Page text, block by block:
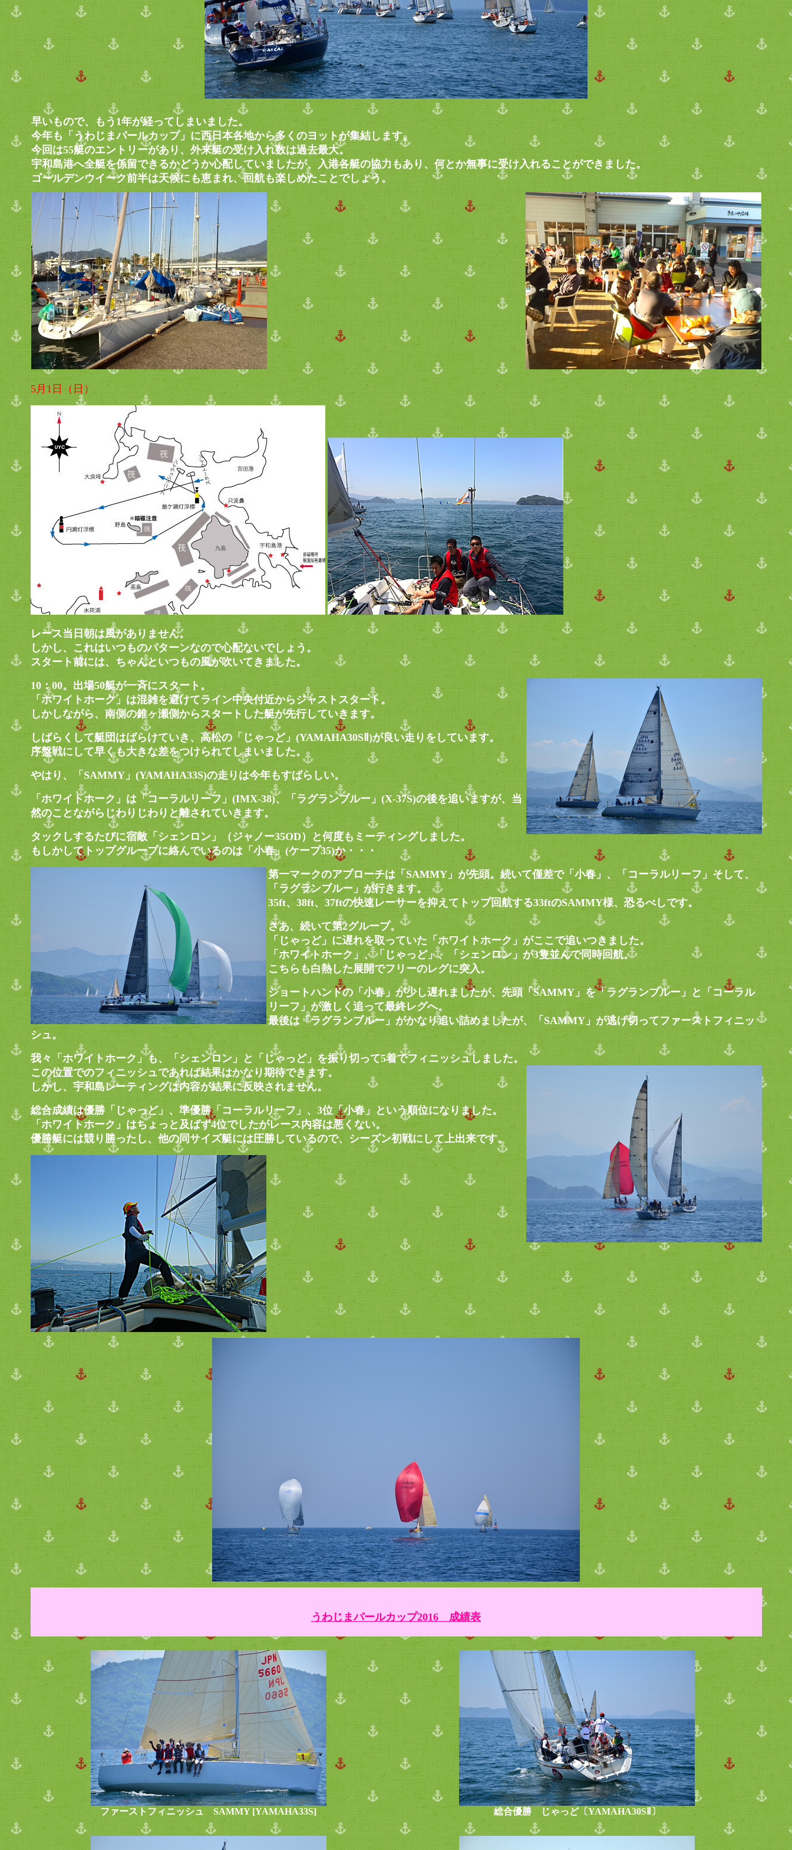
早いもので、もう1年が経ってしまいました。
今年も「うわじまパールカップ」に西日本各地から多くのヨットが集結します。
今回は55艇のエントリーがあり、外来艇の受け入れ数は過去最大。
宇和島港へ全艇を係留できるかどうか心配していましたが、入港各艇の協力もあり、何とか無事に受け入れることができました。
ゴールデンウイーク前半は天候にも恵まれ、回航も楽しめたことでしょう。
5月1日（日）
レース当日朝は風がありません。
しかし、これはいつものパターンなので心配ないでしょう。
スタート前には、ちゃんといつもの風が吹いてきました。
10：00。出場50艇が一斉にスタート。
「ホワイトホーク」は混雑を避けてライン中央付近からジャストスタート。
しかしながら、南側の錐ヶ瀬側からスタートした艇が先行していきます。
しばらくして艇団はばらけていき、高松の「じゃっど」(YAMAHA30SⅡ)が良い走りをしています。
序盤戦にして早くも大きな差をつけられてしまいました。
やはり、「SAMMY」(YAMAHA33S)の走りは今年もすばらしい。
「ホワイトホーク」は「コーラルリーフ」(IMX-38)、「ラグランブルー」(X-37S)の後を追いますが、当
然のことながらじわりじわりと離されていきます。
タックしするたびに宿敵「シェンロン」（ジャノー35OD）と何度もミーティングしました。
もしかしてトップグループに絡んでいるのは「小春」(ケープ35)か・・・
第一マークのアプローチは「SAMMY」が先頭。続いて僅差で「小春」、「コーラルリーフ」そして、
「ラグランブルー」が行きます。
35ft、38ft、37ftの快速レーサーを抑えてトップ回航する33ftのSAMMY様、恐るべしです。
さあ、続いて第2グループ。
「じゃっど」に遅れを取っていた「ホワイトホーク」がここで追いつきました。
「ホワイトホーク」、「じゃっど」、「シェンロン」が3隻並んで同時回航。
こちらも白熱した展開でフリーのレグに突入。
ショートハンドの「小春」が少し遅れましたが、先頭「SAMMY」を「ラグランブルー」と「コーラル
リーフ」が激しく追って最終レグへ。
最後は「ラグランブルー」がかなり追い詰めましたが、「SAMMY」が逃げ切ってファーストフィニッ
シュ。
我々「ホワイトホーク」も、「シェンロン」と「じゃっど」を振り切って5着でフィニッシュしました。
この位置でのフィニッシュであれば結果はかなり期待できます。
しかし、宇和島レーティングは内容が結果に反映されません。
総合成績は優勝「じゃっど」、準優勝「コーラルリーフ」、3位「小春」という順位になりました。
「ホワイトホーク」はちょっと及ばず4位でしたがレース内容は悪くない。
優勝艇には競り勝ったし、他の同サイズ艇には圧勝しているので、シーズン初戦にして上出来です。
うわじまパールカップ2016 成績表
ファーストフィニッシュ SAMMY [YAMAHA33S] 総合優勝 じゃっど〔YAMAHA30SⅡ〕